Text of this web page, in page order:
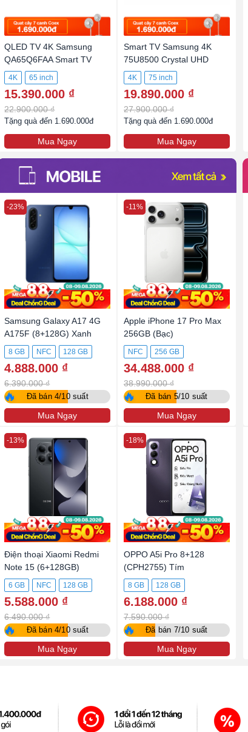
QLED TV 4K Samsung
QA65Q6FAA Smart TV
4K 65 inch
15.390.000 ₫
22.900.000 ₫
Tặng quà đến 1.690.000đ
Mua Ngay
Smart TV Samsung 4K
75U8500 Crystal UHD
4K 75 inch
19.890.000 ₫
27.900.000 ₫
Tặng quà đến 1.690.000đ
Mua Ngay
Samsung Galaxy A17 4G
A175F (8+128G) Xanh
8 GB NFC 128 GB
4.888.000 ₫
6.390.000 ₫
-23%
🔥 Đã bán 4/10 suất
Mua Ngay
Apple iPhone 17 Pro Max
256GB (Bạc)
NFC 256 GB
34.488.000 ₫
38.990.000 ₫
-11%
🔥 Đã bán 5/10 suất
Mua Ngay
Điện thoại Xiaomi Redmi
Note 15 (6+128GB)
6 GB NFC 128 GB
5.588.000 ₫
6.490.000 ₫
-13%
🔥 Đã bán 4/10 suất
Mua Ngay
OPPO A5i Pro 8+128
(CPH2755) Tím
8 GB 128 GB
6.188.000 ₫
7.590.000 ₫
-18%
🔥 Đã bán 7/10 suất
Mua Ngay